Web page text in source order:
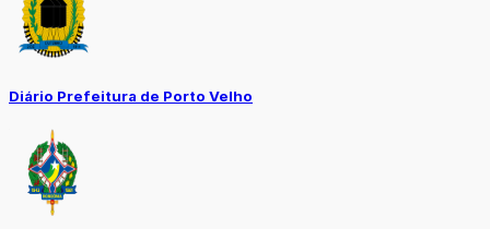
Diário Prefeitura de Porto Velho